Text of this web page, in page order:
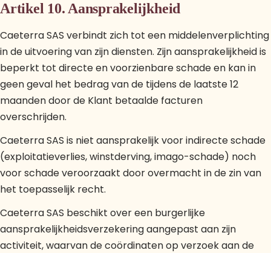
Artikel 10. Aansprakelijkheid
Caeterra SAS verbindt zich tot een middelenverplichting
in de uitvoering van zijn diensten. Zijn aansprakelijkheid is
beperkt tot directe en voorzienbare schade en kan in
geen geval het bedrag van de tijdens de laatste 12
maanden door de Klant betaalde facturen
overschrijden.
Caeterra SAS is niet aansprakelijk voor indirecte schade
(exploitatieverlies, winstderving, imago-schade) noch
voor schade veroorzaakt door overmacht in de zin van
het toepasselijk recht.
Caeterra SAS beschikt over een burgerlijke
aansprakelijkheidsverzekering aangepast aan zijn
activiteit, waarvan de coördinaten op verzoek aan de